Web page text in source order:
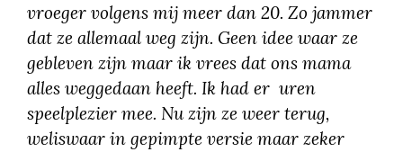
vroeger volgens mij meer dan 20. Zo jammer
dat ze allemaal weg zijn. Geen idee waar ze
gebleven zijn maar ik vrees dat ons mama
alles weggedaan heeft. Ik had er uren
speelplezier mee. Nu zijn ze weer terug,
weliswaar in gepimpte versie maar zeker